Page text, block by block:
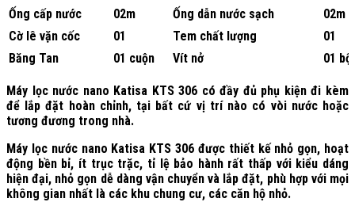
Ống cấp nước
02m Ống dẫn nước sạch
02m
Cờ lê vặn cốc
01 Tem chất lượng
01
Băng Tan
01 cuộn Vít nở 01 bộ
Máy lọc nước nano Katisa KTS 306 có đầy đủ phụ kiện đi kèm
để lắp đặt hoàn chỉnh, tại bất cứ vị trí nào có vòi nước hoặc
tương đương trong nhà.
Máy lọc nước nano Katisa KTS 306 được thiết kế nhỏ gọn, hoạt
động bền bỉ, ít trục trặc, tỉ lệ bảo hành rất thấp với kiểu dáng
hiện đại, nhỏ gọn dễ dàng vận chuyển và lắp đặt, phù hợp với mọi
không gian nhất là các khu chung cư, các căn hộ nhỏ.